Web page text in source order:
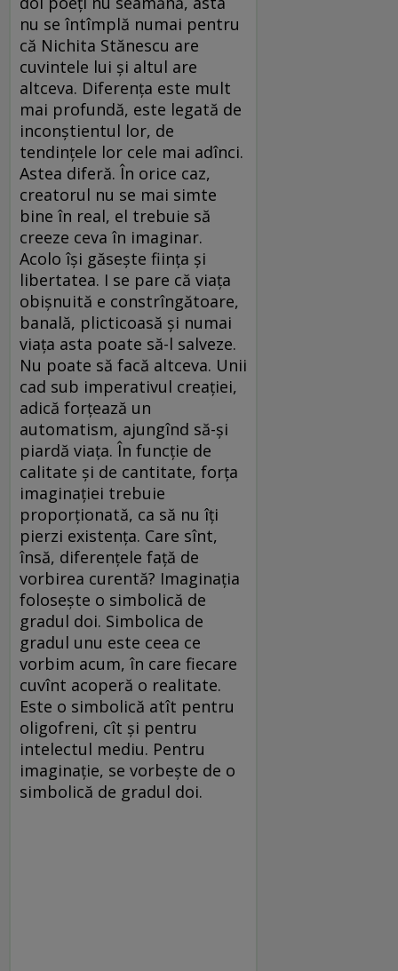
nu se întîmplă numai pentru
că Nichita Stănescu are
cuvintele lui și altul are
altceva. Diferența este mult
mai profundă, este legată de
inconștientul lor, de
tendințele lor cele mai adînci.
Astea diferă. În orice caz,
creatorul nu se mai simte
bine în real, el trebuie să
creeze ceva în imaginar.
Acolo își găsește ființa și
libertatea. I se pare că viața
obișnuită e constrîngătoare,
banală, plicticoasă și numai
viața asta poate să-l salveze.
Nu poate să facă altceva. Unii
cad sub imperativul creației,
adică forțează un
automatism, ajungînd să-și
piardă viața. În funcție de
calitate și de cantitate, forța
imaginației trebuie
proporționată, ca să nu îți
pierzi existența. Care sînt,
însă, diferențele față de
vorbirea curentă? Imaginația
folosește o simbolică de
gradul doi. Simbolica de
gradul unu este ceea ce
vorbim acum, în care fiecare
cuvînt acoperă o realitate.
Este o simbolică atît pentru
oligofreni, cît și pentru
intelectul mediu. Pentru
imaginație, se vorbește de o
simbolică de gradul doi.